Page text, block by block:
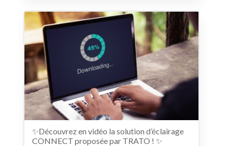
✨Découvrez en vidéo la solution d’éclairage
CONNECT proposée par TRATO ! ✨